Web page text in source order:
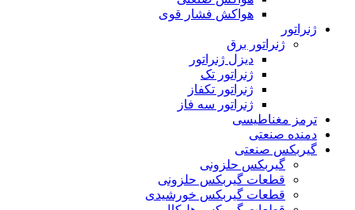
هواکش فشار قوی
ژنراتور
ژنراتور برق
دیزل ژنراتور
ژنراتور تک
ژنراتور تکفاز
ژنراتور سه فاز
ترمز مغناطیسی
دمنده صنعتی
گیربکس صنعتی
گیربکس حلزونی
قطعات گيربکس حلزونی
قطعات گيربکس خورشيدی